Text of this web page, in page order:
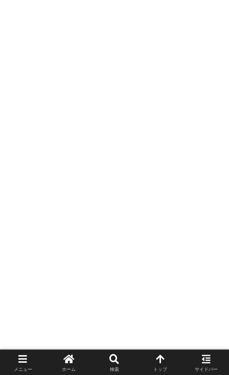
メニュー ホーム 検索 トップ サイドバー